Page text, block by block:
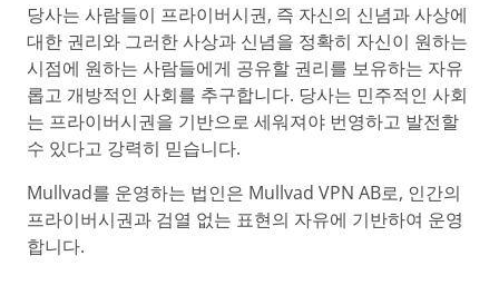
당사는 사람들이 프라이버시권, 즉 자신의 신념과 사상에
대한 권리와 그러한 사상과 신념을 정확히 자신이 원하는
시점에 원하는 사람들에게 공유할 권리를 보유하는 자유
롭고 개방적인 사회를 추구합니다. 당사는 민주적인 사회
는 프라이버시권을 기반으로 세워져야 번영하고 발전할
수 있다고 강력히 믿습니다.
Mullvad를 운영하는 법인은 Mullvad VPN AB로, 인간의
프라이버시권과 검열 없는 표현의 자유에 기반하여 운영
합니다.